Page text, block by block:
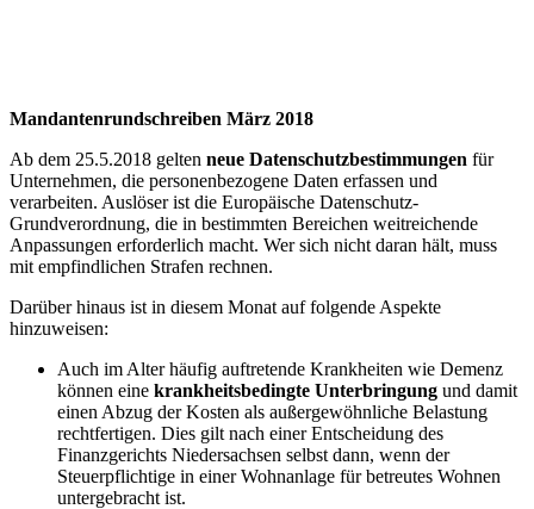
Mandantenrundschreiben März 2018
Ab dem 25.5.2018 gelten neue Datenschutzbestimmungen für
Unternehmen, die personenbezogene Daten erfassen und
verarbeiten. Auslöser ist die Europäische Datenschutz-
Grundverordnung, die in bestimmten Bereichen weitreichende
Anpassungen erforderlich macht. Wer sich nicht daran hält, muss
mit empfindlichen Strafen rechnen.
Darüber hinaus ist in diesem Monat auf folgende Aspekte
hinzuweisen:
Auch im Alter häufig auftretende Krankheiten wie Demenz
können eine krankheitsbedingte Unterbringung und damit
einen Abzug der Kosten als außergewöhnliche Belastung
rechtfertigen. Dies gilt nach einer Entscheidung des
Finanzgerichts Niedersachsen selbst dann, wenn der
Steuerpflichtige in einer Wohnanlage für betreutes Wohnen
untergebracht ist.